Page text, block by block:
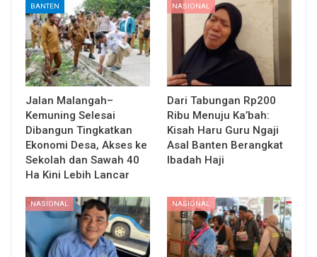
BANTEN
Jalan Malangah–
Kemuning Selesai
Dibangun Tingkatkan
Ekonomi Desa, Akses ke
Sekolah dan Sawah 40
Ha Kini Lebih Lancar
NASIONAL
Dari Tabungan Rp200
Ribu Menuju Ka’bah:
Kisah Haru Guru Ngaji
Asal Banten Berangkat
Ibadah Haji
NASIONAL NASIONAL